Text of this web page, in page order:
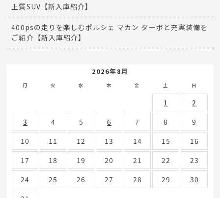
上質SUV【新入庫紹介】
400psの走りを楽しむポルシェ マカン ターボと充実装備を
ご紹介【新入庫紹介】
2026年8月
月 火 水 木 金 土 日
1
2
3
4 5 6 7 8
9
10
11 12 13 14 15
16
17
18 19 20 21 22
23
24
25 26 27 28 29
30